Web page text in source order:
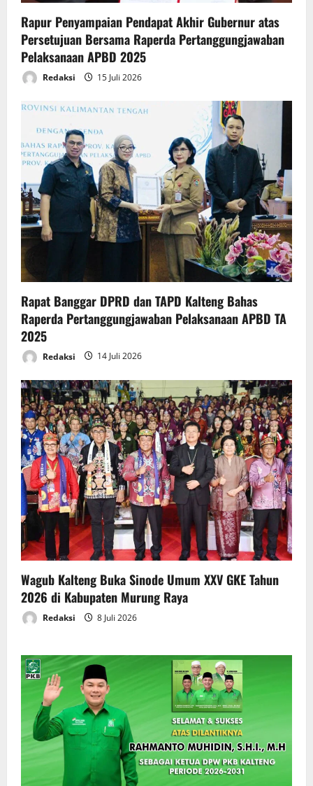
Rapur Penyampaian Pendapat Akhir Gubernur atas
Persetujuan Bersama Raperda Pertanggungjawaban
Pelaksanaan APBD 2025
Redaksi 15 Juli 2026
Rapat Banggar DPRD dan TAPD Kalteng Bahas
Raperda Pertanggungjawaban Pelaksanaan APBD TA
2025
Redaksi 14 Juli 2026
Wagub Kalteng Buka Sinode Umum XXV GKE Tahun
2026 di Kabupaten Murung Raya
Redaksi 8 Juli 2026